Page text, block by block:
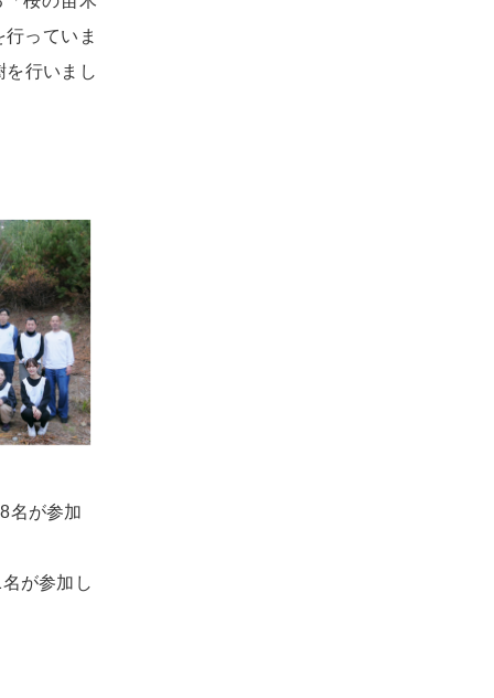
っていま
行いまし
名が参加
が参加し